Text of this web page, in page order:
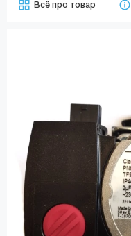
Всё про товар